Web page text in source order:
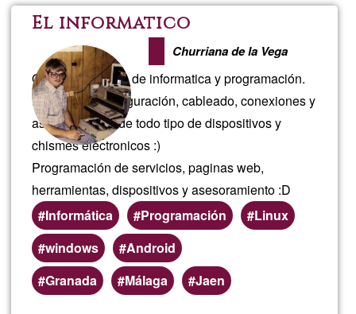
El informatico
Churriana de la Vega
Ofrezco servicios de informatica y programación.
Instalación, configuración, cableado, conexiones y
asesoramiento de todo tipo de dispositivos y
chismes electronicos :)
Programación de servicios, paginas web,
herramientas, dispositivos y asesoramiento :D
Informática
Programación
Linux
windows
Android
Preferred
(geographic)
Granada Málaga Jaen